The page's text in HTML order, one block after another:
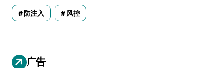
防注入 风控
广告